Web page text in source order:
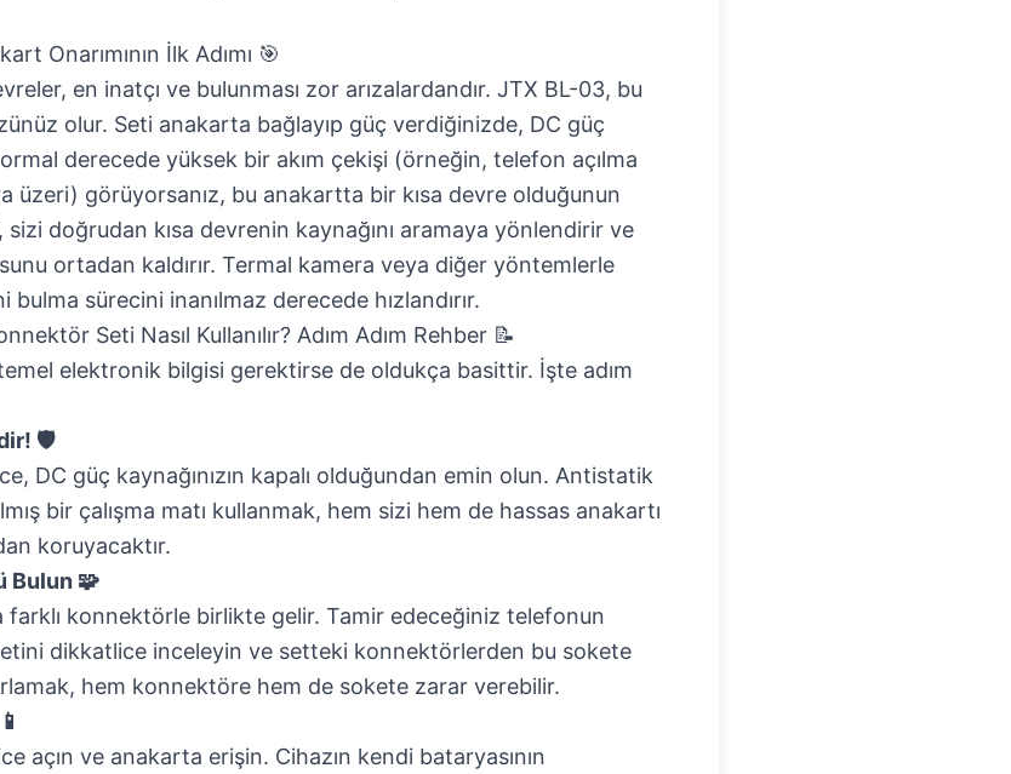
Onarımının İlk Adımı 🎯
en inatçı ve bulunması zor arızalardandır. JTX BL-03, bu
olur. Seti anakarta bağlayıp güç verdiğinizde, DC güç
derecede yüksek bir akım çekişi (örneğin, telefon açılma
üzeri) görüyorsanız, bu anakartta bir kısa devre olduğunun
doğrudan kısa devrenin kaynağını aramaya yönlendirir ve
ortadan kaldırır. Termal kamera veya diğer yöntemlerle
bulma sürecini inanılmaz derecede hızlandırır.
Seti Nasıl Kullanılır? Adım Adım Rehber 📝
elektronik bilgisi gerektirse de oldukça basittir. İşte adım
🛡️
DC güç kaynağınızın kapalı olduğundan emin olun. Antistatik
bir çalışma matı kullanmak, hem sizi hem de hassas anakartı
koruyacaktır.
Bulun 🧩
farklı konnektörle birlikte gelir. Tamir edeceğiniz telefonun
dikkatlice inceleyin ve setteki konnektörlerden bu sokete
hem konnektöre hem de sokete zarar verebilir.
açın ve anakarta erişin. Cihazın kendi bataryasının